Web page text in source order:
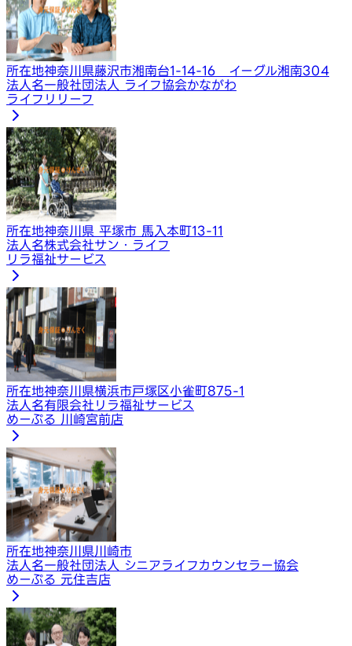
所在地神奈川県藤沢市湘南台1-14-16 イーグル湘南304
法人名一般社団法人 ライフ協会かながわ
ライフリリーフ
所在地神奈川県 平塚市 馬入本町13-11
法人名株式会社サン・ライフ
リラ福祉サービス
所在地神奈川県横浜市戸塚区小雀町875-1
法人名有限会社リラ福祉サービス
めーぷる 川崎宮前店
所在地神奈川県川崎市
法人名一般社団法人 シニアライフカウンセラー協会
めーぷる 元住吉店